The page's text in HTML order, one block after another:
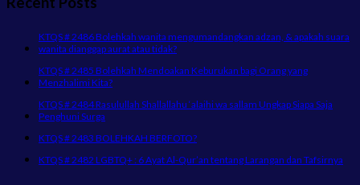
KTQS # 2486 Bolehkah wanita mengumandangkan adzan, & apakah suara
wanita dianggap aurat atau tidak?
KTQS # 2485 Bolehkah Mendoakan Keburukan bagi Orang yang
Menzhalimi Kita?
KTQS # 2484 Rasulullah Shallallahu ‘alaihi wa sallam Ungkap Siapa Saja
Penghuni Surga
KTQS # 2483 BOLEHKAH BERFOTO?
KTQS # 2482 LGBTQ+ : 6 Ayat Al-Qur’an tentang Larangan dan Tafsirnya